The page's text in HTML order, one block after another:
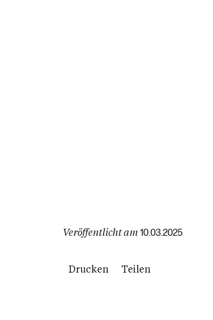
Veröffentlicht am 10.03.2025
Drucken Teilen